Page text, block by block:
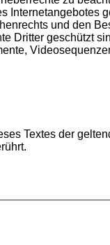
Internetangebotes
und den
Dritter geschützt
Textes der